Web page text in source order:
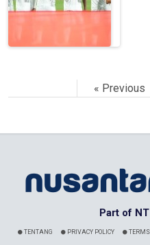
« Previous
Part of
TENTANG PRIVACY POLICY TERMS